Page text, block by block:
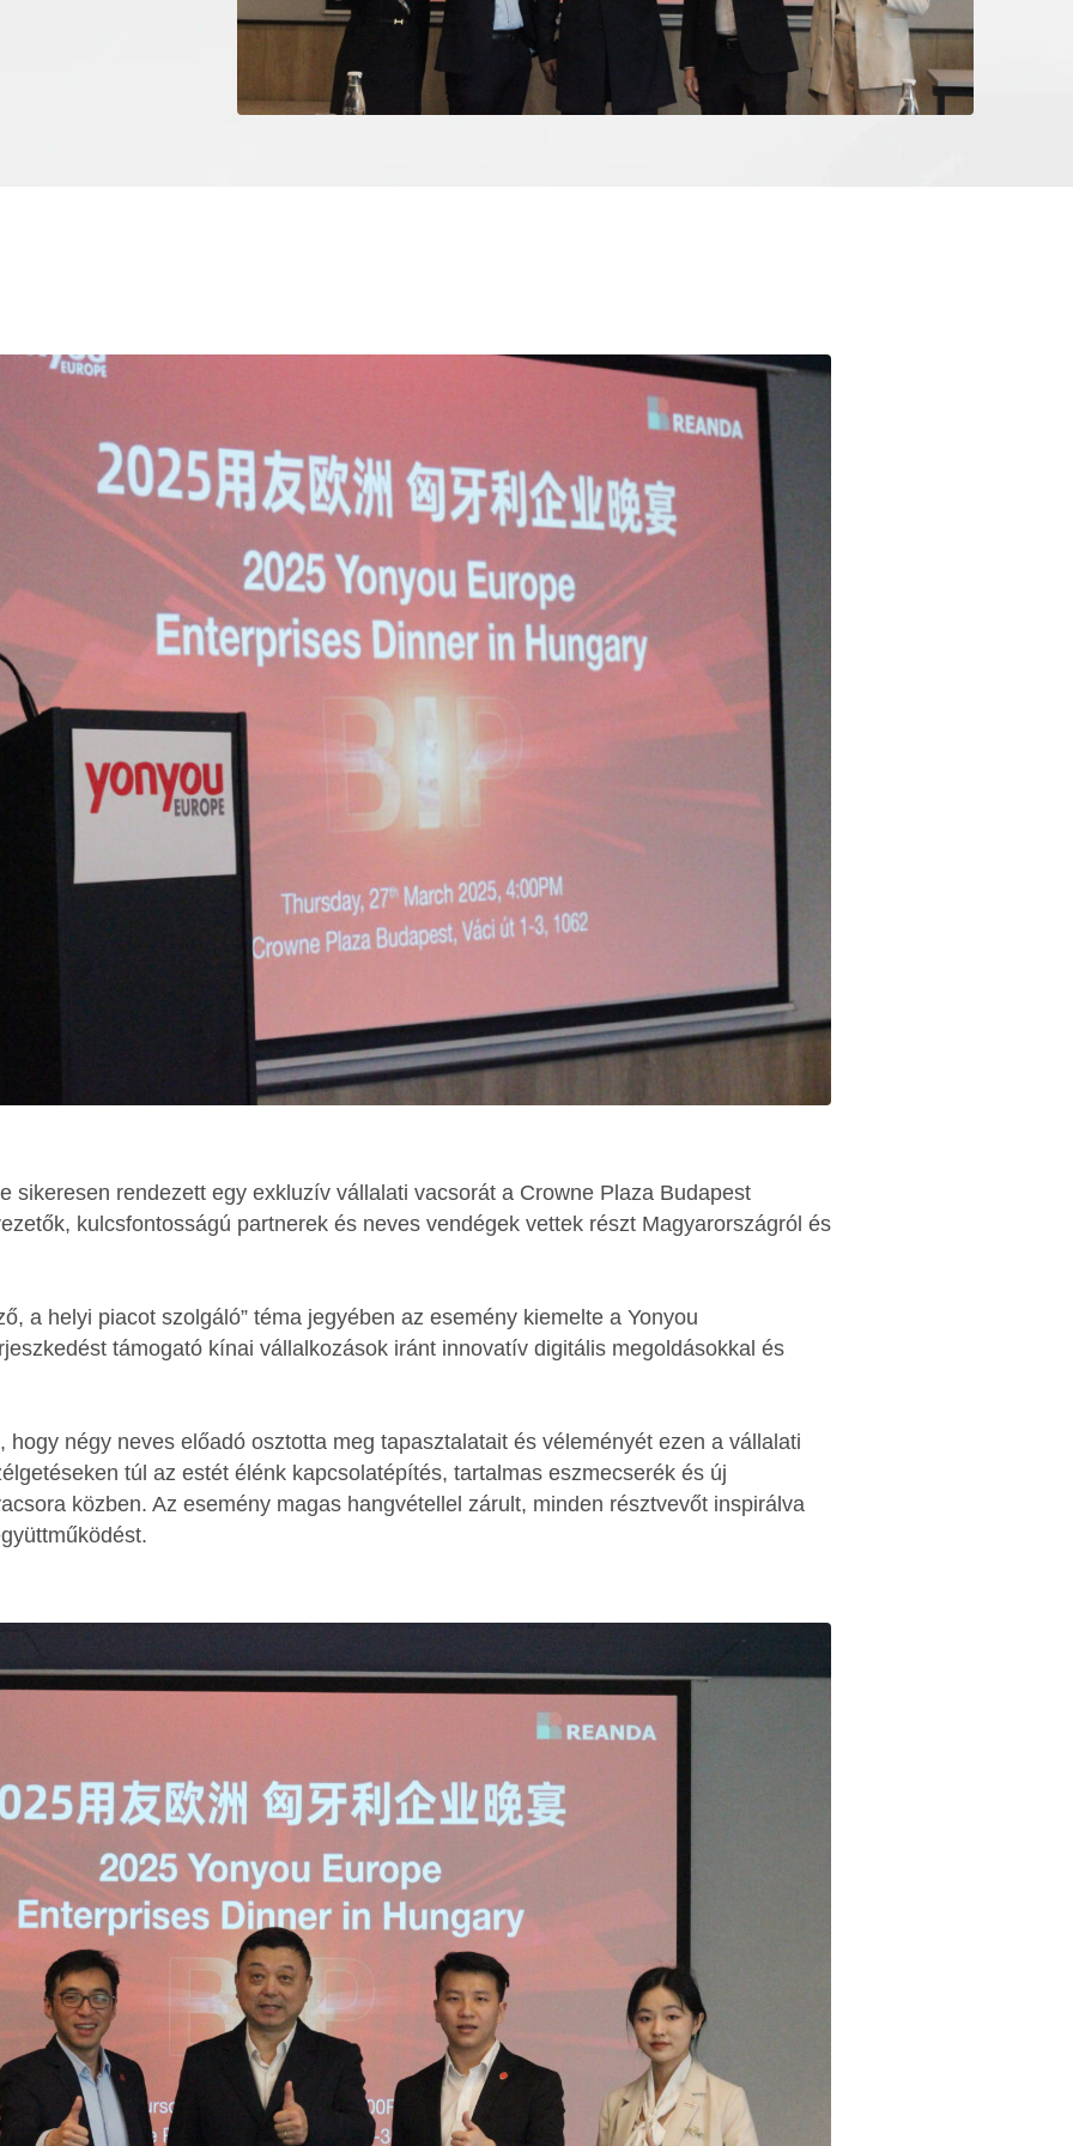
sikeresen rendezett egy exkluzív vállalati vacsorát a Crowne Plaza Budapest
kulcsfontosságú partnerek és neves vendégek vettek részt Magyarországról és
a helyi piacot szolgáló” téma jegyében az esemény kiemelte a Yonyou
támogató kínai vállalkozások iránt innovatív digitális megoldásokkal és
hogy négy neves előadó osztotta meg tapasztalatait és véleményét ezen a vállalati
túl az estét élénk kapcsolatépítés, tartalmas eszmecserék és új
közben. Az esemény magas hangvétellel zárult, minden résztvevőt inspirálva